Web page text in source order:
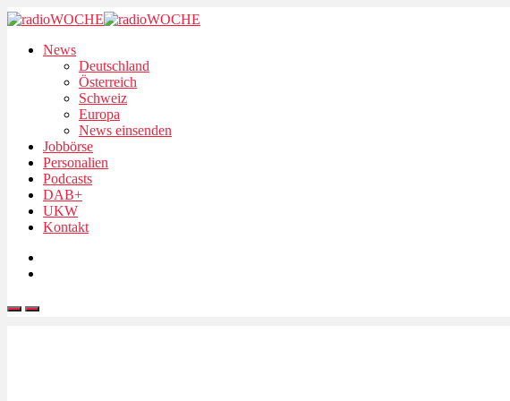
News
Deutschland
Österreich
Schweiz
Europa
News einsenden
Jobbörse
Personalien
Podcasts
DAB+
UKW
Kontakt